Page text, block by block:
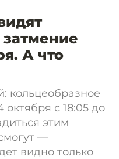
А что
кольцеобразное
с 18:05 до
этим
—
видно только